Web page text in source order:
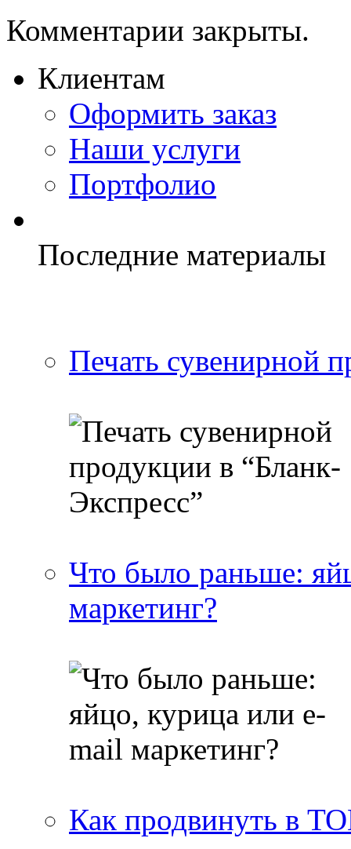
Комментарии закрыты.
Клиентам
Оформить заказ
Наши услуги
Портфолио
Последние материалы
Печать сувенирной
Что было раньше:
маркетинг?
Как продвинуть в